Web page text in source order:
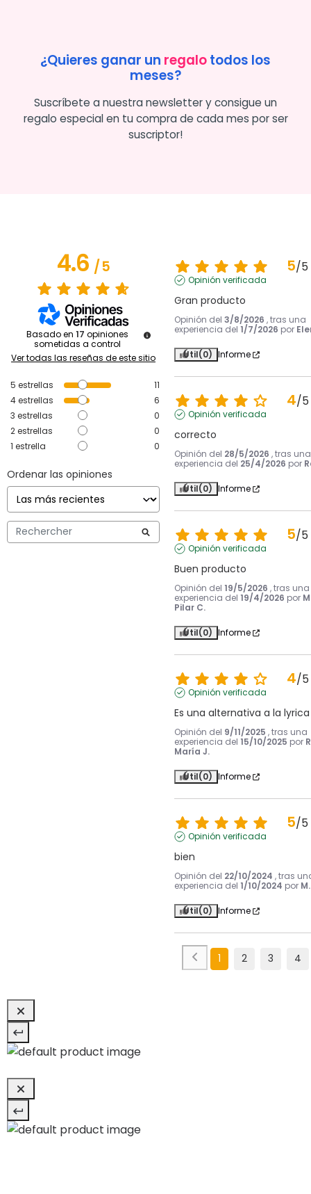
¿Quieres ganar un regalotodos los
meses?
Suscríbete a nuestra newsletter y consigue un
regalo especial en tu compra de cada mes por ser
suscriptor!
4.6/5
Basado en 17 opiniones
sometidas a control
Ver todas las reseñas de este sitio
5 estrellas
11
4estrellas
6
3 estrellas
0
2estrellas
0
1 estrella 0
Ordenar las opiniones
5/5
Opinión verificada
Gran producto
Opinión del 3/8/2026 , tras una
experiencia del 1/7/2026 por
Útil(0) Informe
4/5
Opinión verificada
correcto
Opinión del 28/5/2026 , tras una
experiencia del 25/4/2026 por
Útil(0) Informe
5/5
Opinión verificada
Buen producto
Opinión del 19/5/2026 , tras una
experiencia del 19/4/2026 por
Pilar C.
Útil(0) Informe
4/5
Opinión verificada
Es una alternativa a la lyrica
Opinión del 9/11/2025 , tras una
experiencia del 15/10/2025 por
María J.
Útil(0) Informe
5/5
Opinión verificada
bien
Opinión del 22/10/2024 , tras
experiencia del 1/10/2024 por
Útil(0) Informe
1 2 3 4